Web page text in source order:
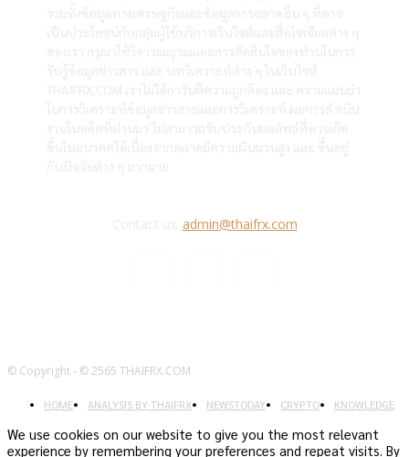
admin@thaifrx.com
© Copyright - © 2565 THAIFRX.COM
HOME ANALYSIS BY THAIFRX NEWSTODAY CRYPTO KNOWLEDGE
We use cookies on our website to give you the most relevant
experience by remembering your preferences and repeat visits. By